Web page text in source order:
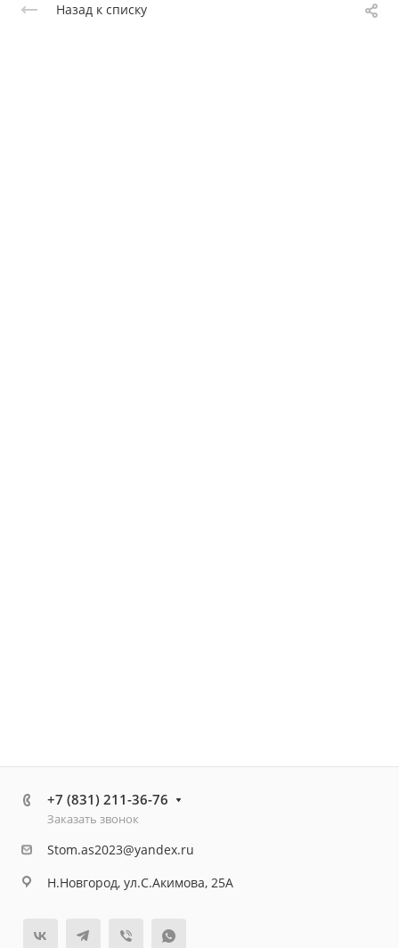
Назад к списку
+7 (831) 211-36-76
Заказать звонок
Stom.as2023@yandex.ru
Н.Новгород, ул.С.Акимова, 25А